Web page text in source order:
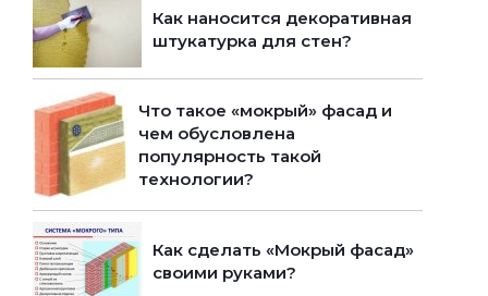
Как наносится декоративная
штукатурка для стен?
Что такое «мокрый» фасад и
чем обусловлена
популярность такой
технологии?
Как сделать «Мокрый фасад»
своими руками?